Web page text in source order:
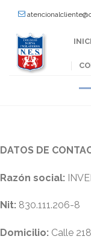
DATOS DE
Razón social:
Nit: 830.111.206-8
Domicilio: Calle